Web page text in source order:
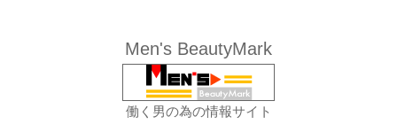
Men's BeautyMark
働く男の為の情報サイト